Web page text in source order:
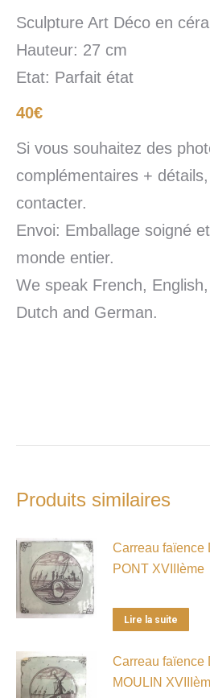
Sculpture Art Déco en
Hauteur: 27 cm
Etat: Parfait état
40€
Si vous souhaitez des
complémentaires +
contacter.
Envoi: Emballage soigné
monde entier.
We speak French,
Dutch and German.
Produits similaires
Carreau faïence
PONT XVIIIème
Lire la suite
Carreau faïence
MOULIN